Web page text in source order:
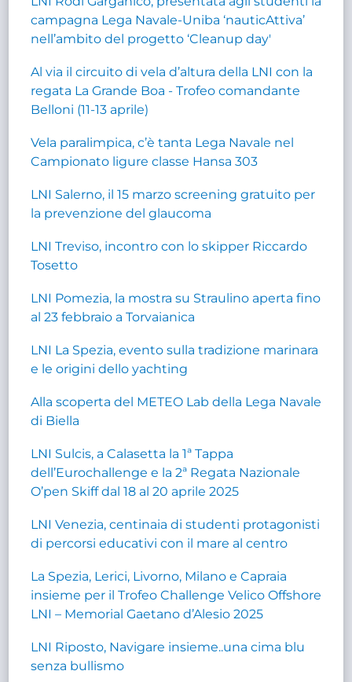
campagna Lega Navale-Uniba ‘nauticAttiva’
nell’ambito del progetto ‘Cleanup day'
Al via il circuito di vela d’altura della LNI con la
regata La Grande Boa - Trofeo comandante
Belloni (11-13 aprile)
Vela paralimpica, c’è tanta Lega Navale nel
Campionato ligure classe Hansa 303
LNI Salerno, il 15 marzo screening gratuito per
la prevenzione del glaucoma
LNI Treviso, incontro con lo skipper Riccardo
Tosetto
LNI Pomezia, la mostra su Straulino aperta fino
al 23 febbraio a Torvaianica
LNI La Spezia, evento sulla tradizione marinara
e le origini dello yachting
Alla scoperta del METEO Lab della Lega Navale
di Biella
LNI Sulcis, a Calasetta la 1ª Tappa
dell’Eurochallenge e la 2ª Regata Nazionale
O’pen Skiff dal 18 al 20 aprile 2025
LNI Venezia, centinaia di studenti protagonisti
di percorsi educativi con il mare al centro
La Spezia, Lerici, Livorno, Milano e Capraia
insieme per il Trofeo Challenge Velico Offshore
LNI – Memorial Gaetano d’Alesio 2025
LNI Riposto, Navigare insieme..una cima blu
senza bullismo